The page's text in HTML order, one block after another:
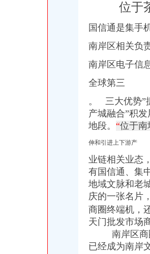
位于茶
国信通是集手
南岸区相关负
南岸区电子信
全球第三
。 三大优势”
产城融合”积
地段。 “位于南
伸和引进上下游产
业链相关业态
有国信通、集
地域文脉和老
庆的一张名片
商圈终端机，
天门批发市场
南岸区商圈
已经成为南岸